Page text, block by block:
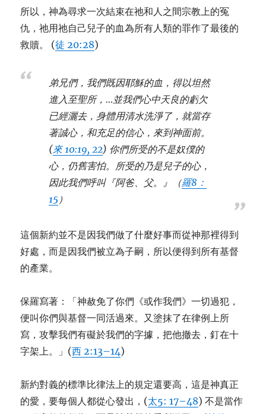
所以，神為尋求一次結束在祂和人之間宗教上的冤
仇，祂用祂自己兒子的血為所有人類的罪作了最後的
救贖。 (徒 20:28)
弟兄們，我們既因耶穌的血，得以坦然
進入至聖所，…並我們心中天良的虧欠
已經灑去，身體用清水洗淨了，就當存
著誠心，和充足的信心，來到神面前。
(來 10:19, 22) 你們所受的不是奴僕的
心，仍舊害怕。所受的乃是兒子的心，
因此我們呼叫『阿爸、父。』（羅8：
15 ）
這個新約並不是因我們做了什麼好事而從神那裡得到
好處，而是因我們被立為子嗣，所以便得到所有基督
的產業。
保羅寫著：「神赦免了你們《或作我們》一切過犯，
便叫你們與基督一同活過來。又塗抹了在律例上所
寫，攻擊我們有礙於我們的字據，把他撤去，釘在十
字架上。」(西 2:13–14)
新約對義的標準比律法上的規定還要高，這是神真正
的愛，要每個人都從心發出，(太5: 17–48) 不是當作